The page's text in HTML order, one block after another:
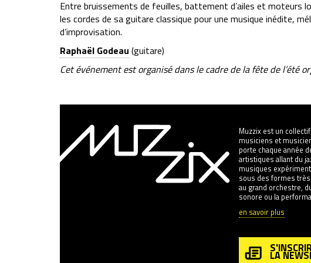
Entre bruissements de feuilles, battement d’ailes et moteurs
les cordes de sa guitare classique pour une musique inédite,
d’improvisation.
Raphaël Godeau (guitare)
Cet événement est organisé dans le cadre de la fête de l’été
Muzzix est un
musiciens et
porte chaque année
artistiques allant du
musiques
sous des formes
au grand orchestre,
sonore ou la
en savoir plus
LA